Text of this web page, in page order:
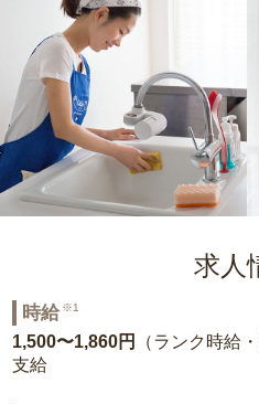
求人
時給 ※1
1,500〜1,860円
（ランク時給
支給